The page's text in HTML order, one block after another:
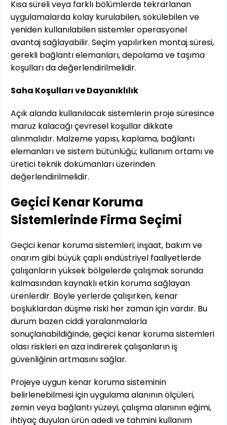
Kısa süreli veya farklı bölümlerde tekrarlanan
uygulamalarda kolay kurulabilen, sökülebilen ve
yeniden kullanılabilen sistemler operasyonel
avantaj sağlayabilir. Seçim yapılırken montaj süresi,
gerekli bağlantı elemanları, depolama ve taşıma
koşulları da değerlendirilmelidir.
Saha Koşulları ve Dayanıklılık
Açık alanda kullanılacak sistemlerin proje süresince
maruz kalacağı çevresel koşullar dikkate
alınmalıdır. Malzeme yapısı, kaplama, bağlantı
elemanları ve sistem bütünlüğü; kullanım ortamı ve
üretici teknik dokümanları üzerinden
değerlendirilmelidir.
Geçici Kenar Koruma
Sistemlerinde Firma Seçimi
Geçici kenar koruma sistemleri; inşaat, bakım ve
onarım gibi büyük çaplı endüstriyel faaliyetlerde
çalışanların yüksek bölgelerde çalışmak sorunda
kalmasından kaynaklı etkin koruma sağlayan
ürenlerdir. Böyle yerlerde çalışırken, kenar
boşluklardan düşme riski her zaman için vardır. Bu
durum bazen ciddi yaralanmalarla
sonuçlanabildiğinde, geçici kenar koruma sistemleri
olası riskleri en aza indirerek çalışanların iş
güvenliğinin artmasını sağlar.
Projeye uygun kenar koruma sisteminin
belirlenebilmesi için uygulama alanının ölçüleri,
zemin veya bağlantı yüzeyi, çalışma alanının eğimi,
ihtiyaç duyulan ürün adedi ve tahmini kullanım